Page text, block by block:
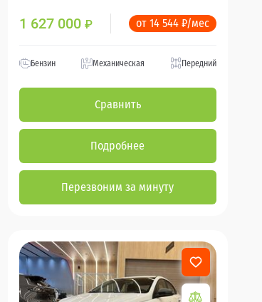
1 627 000 ₽ от 14 544 ₽/мес
Бензин Механическая Передний
Сравнить
Подробнее
Перезвоним за минуту